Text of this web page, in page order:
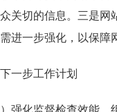
关切的信息。 三是网
进一步强化，以保障
一步工作计划
）强化监督检查效能。